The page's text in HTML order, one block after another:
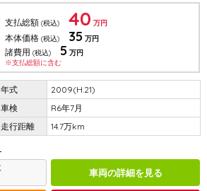
支払総額 (税込) 40 万円
本体価格 (税込) 35 万円
諸費用 (税込) 5 万円
※支払総額に含む
2009(H.21)
R6年7月
14.7万km
車両の詳細を見る